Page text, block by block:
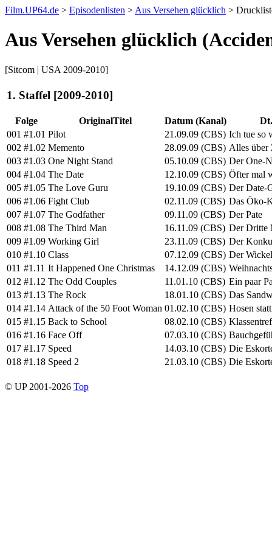
Film.UP64.de > Episodenlisten > Aus Versehen glücklich >
Aus Versehen glücklich
[Sitcom | USA 2009-2010]
1. Staffel [2009-2010]
Folge OriginalTitel Datum (Kanal)
001 #1.01 Pilot 21.09.09 (CBS) Ich tue so
002 #1.02 Memento 28.09.09 (CBS) Alles über
003 #1.03 One Night Stand 05.10.09 (CBS) Der One-
004 #1.04 The Date 12.10.09 (CBS) Öfter mal
005 #1.05 The Love Guru 19.10.09 (CBS) Der Date-
006 #1.06 Fight Club 02.11.09 (CBS) Das Öko-
007 #1.07 The Godfather 09.11.09 (CBS) Der Pate
008 #1.08 The Third Man 16.11.09 (CBS) Der Dritte
009 #1.09 Working Girl 23.11.09 (CBS) Der
010 #1.10 Class 07.12.09 (CBS) Der
011 #1.11 It Happened One Christmas 14.12.09 (CBS)
012 #1.12 The Odd Couples 11.01.10 (CBS) Ein paar
013 #1.13 The Rock 18.01.10 (CBS) Das
014 #1.14 Attack of the 50 Foot Woman 01.02.10 (CBS) Hosen
015 #1.15 Back to School 08.02.10 (CBS)
016 #1.16 Face Off 07.03.10 (CBS)
017 #1.17 Speed 14.03.10 (CBS) Die
018 #1.18 Speed 2 21.03.10 (CBS) Die
© UP 2001-2026 Top